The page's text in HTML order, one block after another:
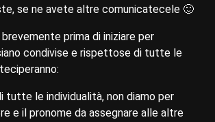
se ne avete altre comunicatecele 🙂
prima di iniziare per
condivise e rispettose di tutte le
le individualità, non diamo per
e il pronome da assegnare alle altre